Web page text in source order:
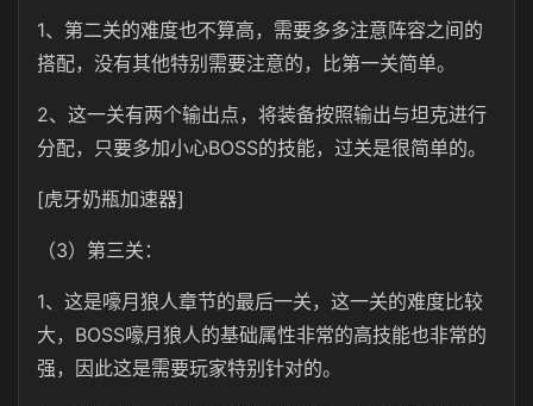
1、第二关的难度也不算高，需要多多注意阵容之间的
搭配，没有其他特别需要注意的，比第一关简单。
2、这一关有两个输出点，将装备按照输出与坦克进行
分配，只要多加小心BOSS的技能，过关是很简单的。
[虎牙奶瓶加速器]
（3）第三关：
1、这是嚎月狼人章节的最后一关，这一关的难度比较
大，BOSS嚎月狼人的基础属性非常的高技能也非常的
强，因此这是需要玩家特别针对的。